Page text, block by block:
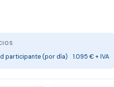
participante (por día) 1.095 € + IVA